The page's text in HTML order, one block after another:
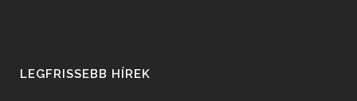
LEGFRISSEBB HÍREK